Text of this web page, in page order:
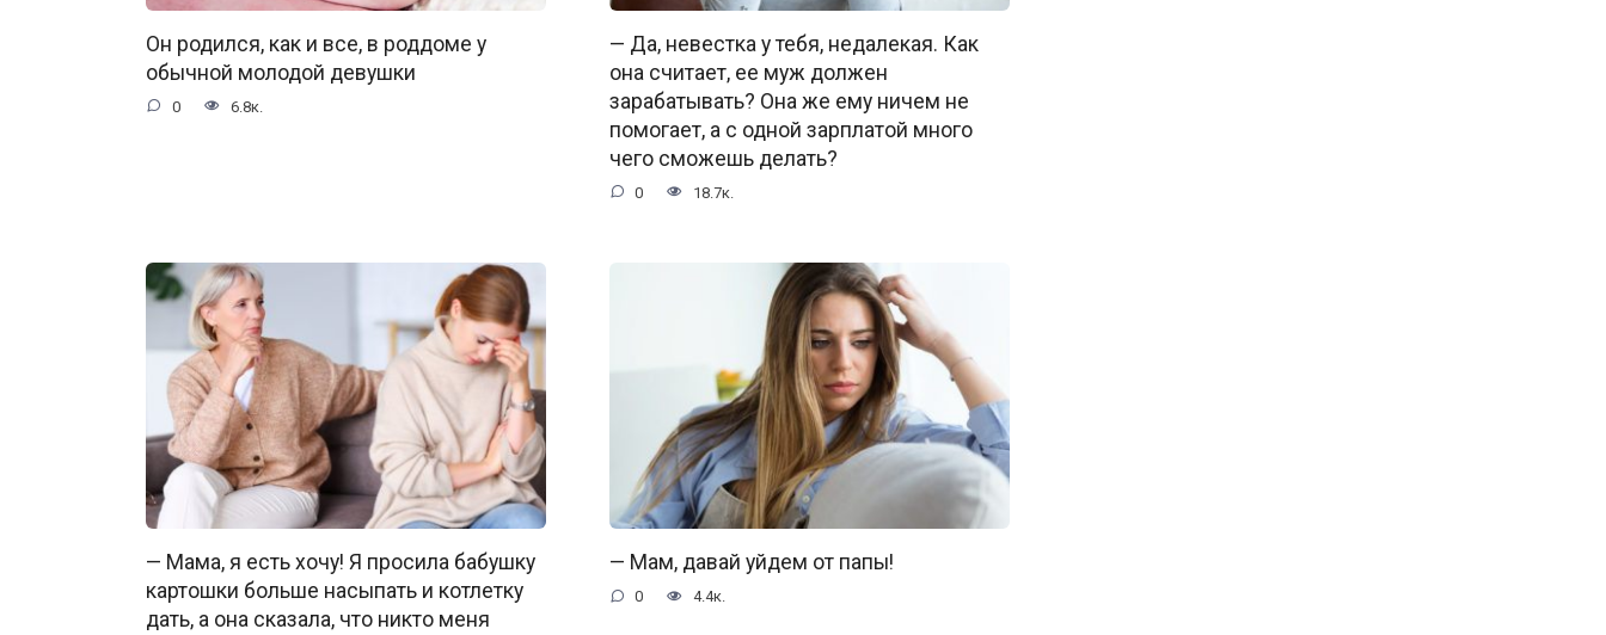
Он родился, как и все, в роддоме у
обычной молодой девушки
0 6.8к.
— Да, невестка у тебя, недалекая. Как
она считает, ее муж должен
зарабатывать? Она же ему ничем не
помогает, а с одной зарплатой много
чего сможешь делать?
0 18.7к.
— Мама, я есть хочу! Я просила бабушку
картошки больше насыпать и котлетку
дать, а она сказала, что никто меня
— Мам, давай уйдем от папы!
0 4.4к.